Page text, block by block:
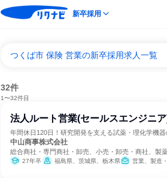
新卒採用
つくば市 保険 営業の新卒採用求人一覧
32件
1〜32件目
法人ルート営業(セールスエンジニ
年間休日120日！研究開発を支える試薬・理化学機
中山商事株式会社
総合商社・専門商社・卸売、小売・卸売・商社、製
27年卒 福島県、茨城県、栃木県 営業、製造